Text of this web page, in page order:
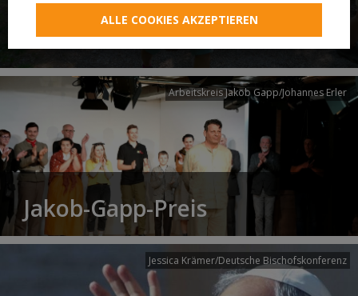
Neuer Pilgerweg Via
Laudato si’
Arbeitskreis Jakob Gapp/Johannes Erler
Jakob-Gapp-Preis
Jessica Krämer/Deutsche Bischofskonferenz
ALLE COOKIES AKZEPTIEREN